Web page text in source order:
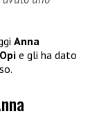
Anna
Opi e gli ha dato